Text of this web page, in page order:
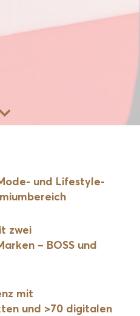
Zum Inhalt
und Lifestyle-
zwei
– BOSS und
mit
und >70 digitalen